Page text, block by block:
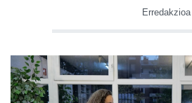
Erredakzioa